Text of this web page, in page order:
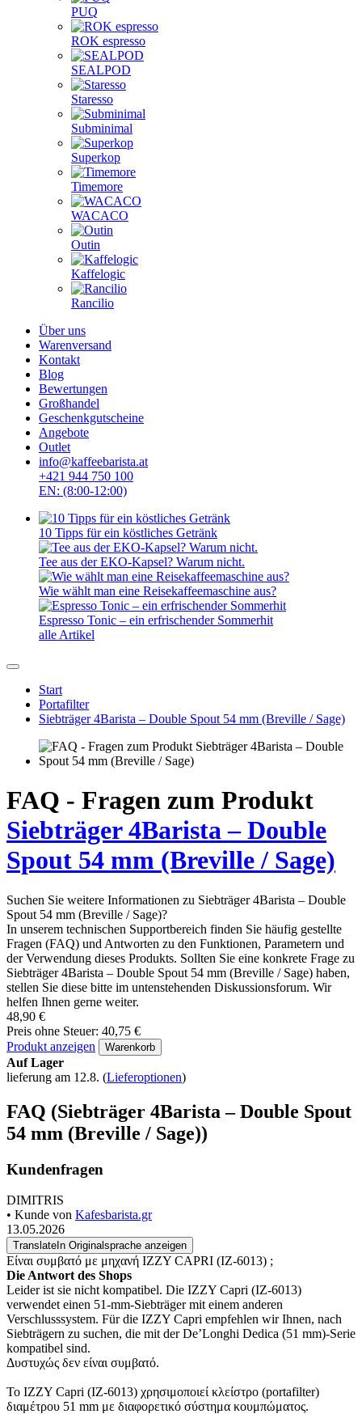
PUQ
ROK espresso
SEALPOD
Staresso
Subminimal
Superkop
Timemore
WACACO
Outin
Kaffelogic
Rancilio
Über uns
Warenversand
Kontakt
Blog
Bewertungen
Großhandel
Geschenkgutscheine
Angebote
Outlet
info@kaffeebarista.at
+421 944 750 100
EN: (8:00-12:00)
10 Tipps für ein köstliches Getränk
Tee aus der EKO-Kapsel? Warum nicht.
Wie wählt man eine Reisekaffeemaschine aus?
Espresso Tonic – ein erfrischender Sommerhit
alle Artikel
Start
Portafilter
Siebträger 4Barista – Double Spout 54 mm (Breville / Sage)
FAQ - Fragen zum Produkt
Siebträger 4Barista – Double
Spout 54 mm (Breville / Sage)
Suchen Sie weitere Informationen zu Siebträger 4Barista – Double
Spout 54 mm (Breville / Sage)?
In unserem technischen Supportbereich finden Sie häufig gestellte
Fragen (FAQ) und Antworten zu den Funktionen, Parametern und
der Verwendung dieses Produkts. Sollten Sie eine konkrete Frage zu
Siebträger 4Barista – Double Spout 54 mm (Breville / Sage) haben,
stellen Sie diese bitte im untenstehenden Diskussionsforum. Wir
helfen Ihnen gerne weiter.
48,90 €
Preis ohne Steuer: 40,75 €
Produkt anzeigen
Warenkorb
Auf Lager
lieferung am 12.8. (Lieferoptionen)
FAQ (Siebträger 4Barista – Double Spout
54 mm (Breville / Sage))
Kundenfragen
DIMITRIS
• Kunde von Kafesbarista.gr
13.05.2026
Translate In Originalsprache anzeigen
Είναι συμβατό με μηχανή IZZY CAPRI (IZ-6013) ;
Die Antwort des Shops
Leider ist sie nicht kompatibel. Die IZZY Capri (IZ-6013)
verwendet einen 51-mm-Siebträger mit einem anderen
Verschlusssystem. Für die IZZY Capri empfehlen wir Ihnen, nach
Siebträgern zu suchen, die mit der De’Longhi Dedica (51 mm)-Serie
kompatibel sind.
Δυστυχώς δεν είναι συμβατό.
Το IZZY Capri (IZ-6013) χρησιμοποιεί κλείστρο (portafilter)
διαμέτρου 51 mm με διαφορετικό σύστημα κουμπώματος.